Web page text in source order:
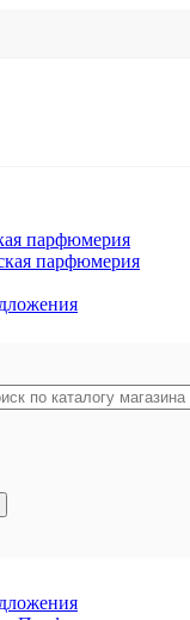
парфюмерия
парфюмерия
косметика
парфюмерия
парфюмерия